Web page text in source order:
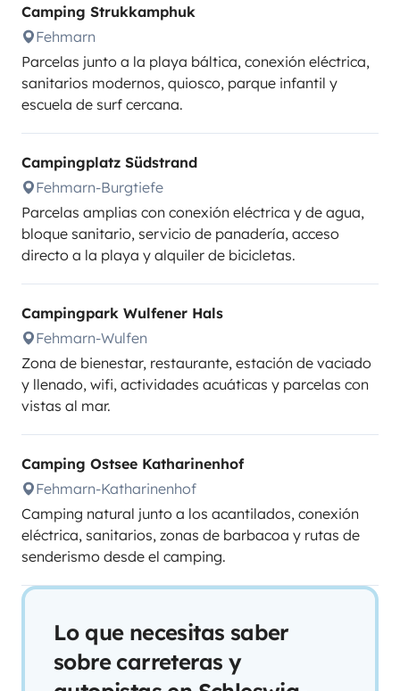
Camping Strukkamphuk
Fehmarn
Parcelas junto a la playa báltica, conexión eléctrica,
sanitarios modernos, quiosco, parque infantil y
escuela de surf cercana.
Campingplatz Südstrand
Fehmarn-Burgtiefe
Parcelas amplias con conexión eléctrica y de agua,
bloque sanitario, servicio de panadería, acceso
directo a la playa y alquiler de bicicletas.
Campingpark Wulfener Hals
Fehmarn-Wulfen
Zona de bienestar, restaurante, estación de vaciado
y llenado, wifi, actividades acuáticas y parcelas con
vistas al mar.
Camping Ostsee Katharinenhof
Fehmarn-Katharinenhof
Camping natural junto a los acantilados, conexión
eléctrica, sanitarios, zonas de barbacoa y rutas de
senderismo desde el camping.
Lo que necesitas saber
sobre carreteras y